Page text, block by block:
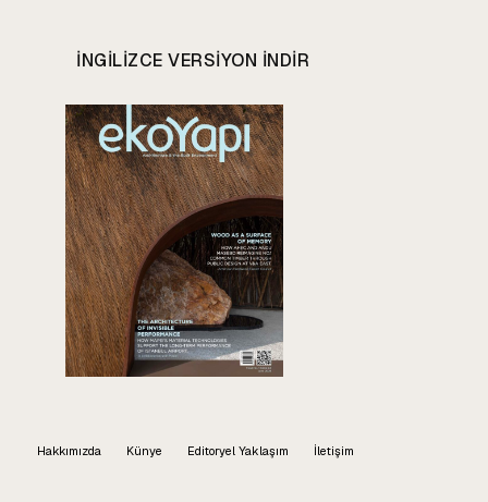
INGILIZCE VERSIYON INDIR
Hakkımızda Künye Editoryel Yaklaşım İletişim